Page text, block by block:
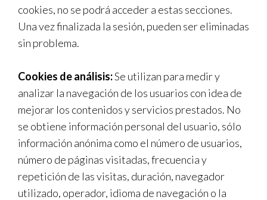
cookies, no se podrá acceder a estas secciones.
Una vez finalizada la sesión, pueden ser eliminadas
sin problema.
Cookies de análisis:Se utilizan para medir y
analizar la navegación de los usuarios con idea de
mejorar los contenidos y servicios prestados. No
se obtiene información personal del usuario, sólo
información anónima como el número de usuarios,
número de páginas visitadas, frecuencia y
repetición de las visitas, duración, navegador
utilizado, operador, idioma de navegación o la